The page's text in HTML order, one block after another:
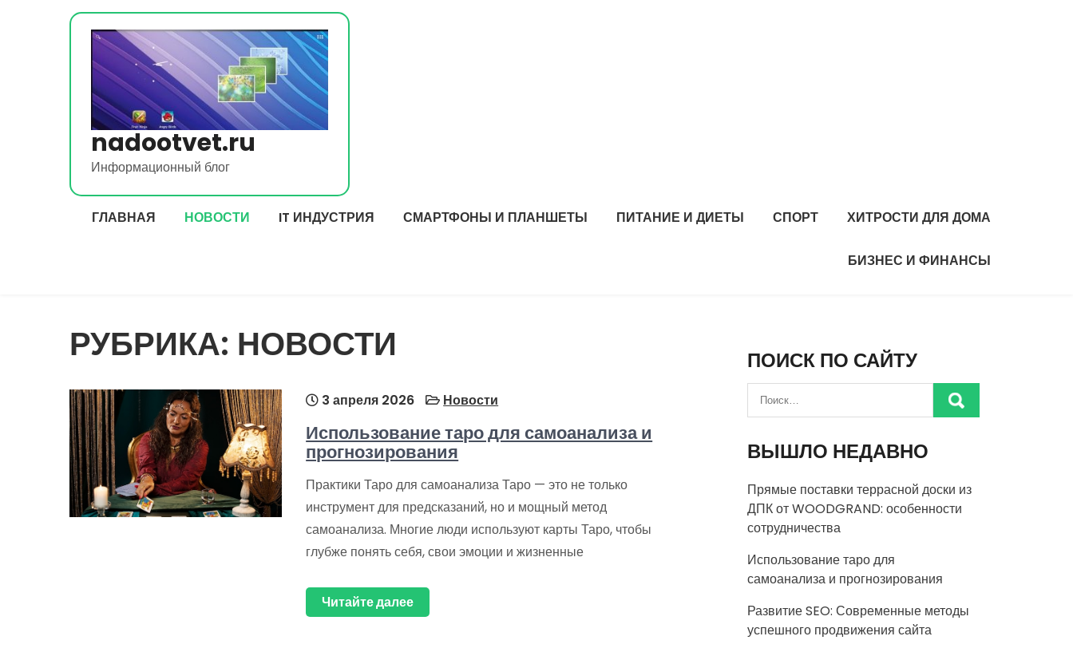
nadootvet.ru
Информационный блог
ГЛАВНАЯ НОВОСТИ IT ИНДУСТРИЯ СМАРТФОНЫ И ПЛАНШЕТЫ ПИТАНИЕ И ДИЕТЫ СПОРТ ХИТРОСТИ ДЛЯ ДОМА
БИЗНЕС И ФИНАНСЫ
РУБРИКА: НОВОСТИ
3 апреля 2026 Новости
Использование таро для самоанализа и
прогнозирования
Практики Таро для самоанализа Таро — это не только
инструмент для предсказаний, но и мощный метод
самоанализа. Многие люди используют карты Таро, чтобы
глубже понять себя, свои эмоции и жизненные
Читайте далее
ПОИСК ПО САЙТУ
ВЫШЛО НЕДАВНО
Прямые поставки террасной доски из
ДПК от WOODGRAND: особенности
сотрудничества
Использование таро для
самоанализа и прогнозирования
Развитие SEO: Современные методы
успешного продвижения сайта